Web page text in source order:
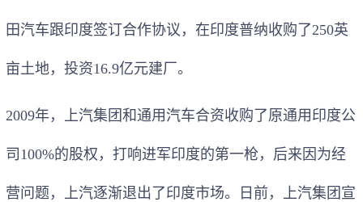
田汽车跟印度签订合作协议，在印度普纳收购了250英
亩土地，投资16.9亿元建厂。
2009年，上汽集团和通用汽车合资收购了原通用印度公
司100%的股权，打响进军印度的第一枪，后来因为经
营问题，上汽逐渐退出了印度市场。日前，上汽集团宣